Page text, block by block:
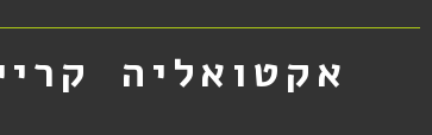
אקטואליה